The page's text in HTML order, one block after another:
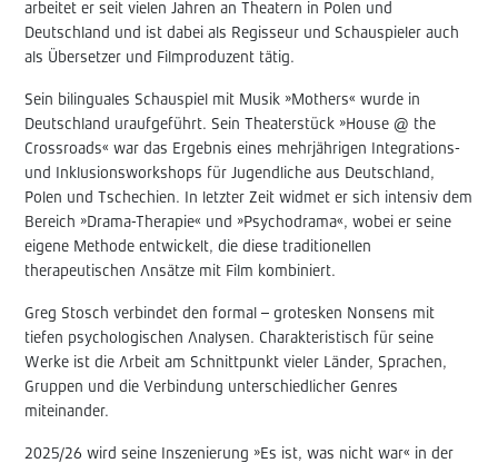
arbeitet er seit vielen Jahren an Theatern in Polen und
Deutschland und ist dabei als Regisseur und Schauspieler auch
als Übersetzer und Filmproduzent tätig.
Sein bilinguales Schauspiel mit Musik »Mothers« wurde in
Deutschland uraufgeführt. Sein Theaterstück »House @ the
Crossroads« war das Ergebnis eines mehrjährigen Integrations-
und Inklusionsworkshops für Jugendliche aus Deutschland,
Polen und Tschechien. In letzter Zeit widmet er sich intensiv dem
Bereich »Drama-Therapie« und »Psychodrama«, wobei er seine
eigene Methode entwickelt, die diese traditionellen
therapeutischen Ansätze mit Film kombiniert.
Greg Stosch verbindet den formal – grotesken Nonsens mit
tiefen psychologischen Analysen. Charakteristisch für seine
Werke ist die Arbeit am Schnittpunkt vieler Länder, Sprachen,
Gruppen und die Verbindung unterschiedlicher Genres
miteinander.
2025/26 wird seine Inszenierung »Es ist, was nicht war« in der